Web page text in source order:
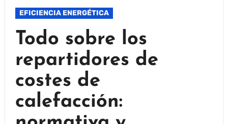
EFICIENCIA ENERGÉTICA
Todo sobre los
repartidores de
costes de
calefacción: